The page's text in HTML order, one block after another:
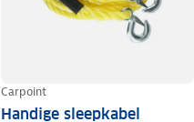
Carpoint
Handige sleepkabel